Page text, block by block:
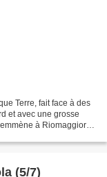
Terre, fait face à des
et avec une grosse
à Riomaggiore.
(5/7)